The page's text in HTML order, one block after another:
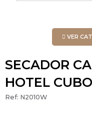
VER
SECADOR
HOTEL
Ref: N2010W